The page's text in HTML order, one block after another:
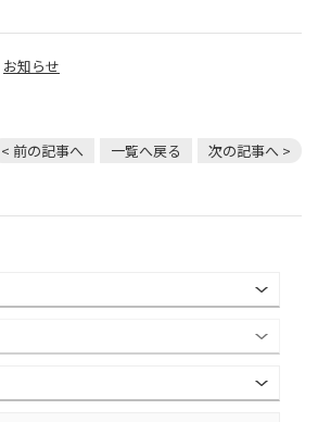
お知らせ
< 前の記事へ 一覧へ戻る 次の記事へ >